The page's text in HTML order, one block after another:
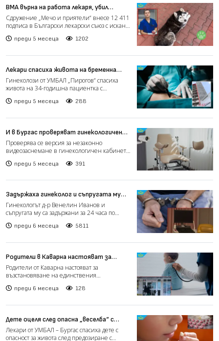
ВМА върна на работа лекаря, убил
кучето Мая, въпреки 12 000 подписа
срещу него
Сдружение „Мечо и приятели“ внесе 12 411
подписа в Български лекарски съюз с искане
преди 5 месеца 1202
Лекари спасиха живота на бременна
пациентка с рядък синдром
Гинеколози от УМБАЛ „Пирогов“ спасиха
живота на 34-годишна пациентка с
преди 5 месеца 288
И в Бургас проверяват гинекологичен
кабинет за видеозаснемане
Проверява се версия за незаконно
видеозаснемане в гинекологичен кабинет и
преди 5 месеца 391
Задържаха гинеколог и съпругата му
заради изтеклите записи от
медицински кабинет (видео)
Гинекологът д-р Венелин Иванов и
съпругата му са задържани за 24 часа по
преди 6 месеца 5811
Родители в Каварна настояват за
възстановяването на единствения
педиатричен кабинет (видео)
Родители от Каварна настояват за
възстановяване на единствения
преди 6 месеца 128
Дете оцеля след опасна „веселба“ с
лекарство за епилепсия
Лекари от УМБАЛ – Бургас спасиха дете с
опасност за живота след предозиране с